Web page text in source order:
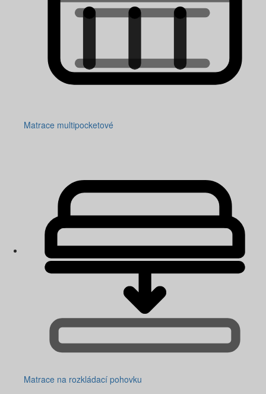
Matrace multipocketové
Matrace na rozkládací pohovku